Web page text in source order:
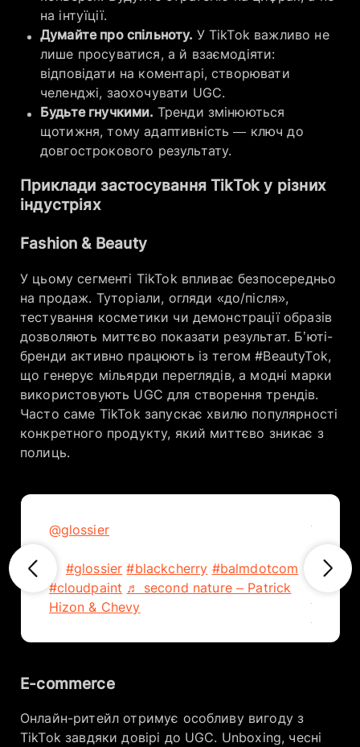
на інтуїції.
Думайте про спільноту. У TikTok важливо не
лише просуватися, а й взаємодіяти:
відповідати на коментарі, створювати
челенджі, заохочувати UGC.
Будьте гнучкими. Тренди змінюються
щотижня, тому адаптивність — ключ до
довгострокового результату.
Приклади застосування TikTok у різних
індустріях
Fashion & Beauty
У цьому сегменті TikTok впливає безпосередньо
на продаж. Туторіали, огляди «до/після»,
тестування косметики чи демонстрації образів
дозволяють миттєво показати результат. Б’юті-
бренди активно працюють із тегом #BeautyTok,
що генерує мільярди переглядів, а модні марки
використовують UGC для створення трендів.
Часто саме TikTok запускає хвилю популярності
конкретного продукту, який миттєво зникає з
полиць.
@glossierA full Black Cherry serve from
#glossier #blackcherry #balmdotcom
#cloudpaint ♬ second nature – Patrick
Hizon & Chevy
lip
E-commerce
Онлайн-ритейл отримує особливу вигоду з
TikTok завдяки довірі до UGC. Unboxing, чесні